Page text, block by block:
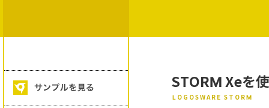
STORM Xeを
LOGOSWARE STORM